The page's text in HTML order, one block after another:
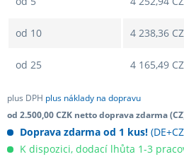
od 10 4 238,36
od 25 4 165,49
plus DPH plus náklady na dopravu
od 2.500,00 CZK netto doprava zdarma
Doprava zdarma od 1 kus!
K dispozici, dodací lhůta 1-3